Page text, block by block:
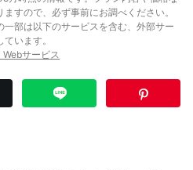
すので、必ず事前にお調べください。
一部は以下のサービスを含む、外部サー
います。
サービス